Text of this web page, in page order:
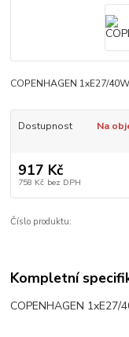
COPENHAGEN 1xE27/
Dostupnost Na
917 Kč
758 Kč bez DPH
Číslo produktu:
Kompletní
COPENHAGEN 1xE27/